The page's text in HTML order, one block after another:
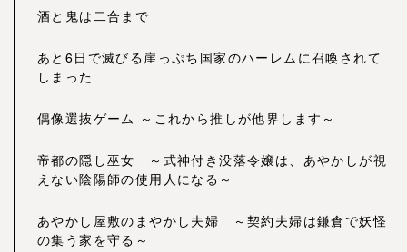
酒と鬼は二合まで
あと6日で滅びる崖っぷち国家のハーレムに召喚されて
しまった
偶像選抜ゲーム ～これから推しが他界します～
帝都の隠し巫女 ～式神付き没落令嬢は、あやかしが視
えない陰陽師の使用人になる～
あやかし屋敷のまやかし夫婦 ～契約夫婦は鎌倉で妖怪
の集う家を守る～